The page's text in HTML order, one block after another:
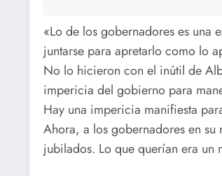
«Lo de los gobernadores es una
juntarse para apretarlo como lo
No lo hicieron con el inútil de
impericia del gobierno para
Hay una impericia manifiesta
Ahora, a los gobernadores en
jubilados. Lo que querían era un